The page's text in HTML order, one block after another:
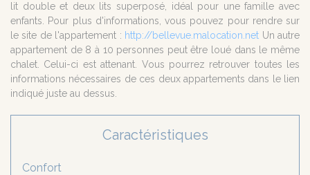
lit double et deux lits superposé, idéal pour une famille avec
enfants. Pour plus d'informations, vous pouvez pour rendre sur
le site de l'appartement : http://bellevue.malocation.net Un autre
appartement de 8 à 10 personnes peut être loué dans le même
chalet. Celui-ci est attenant. Vous pourrez retrouver toutes les
informations nécessaires de ces deux appartements dans le lien
indiqué juste au dessus.
Caractéristiques
Confort